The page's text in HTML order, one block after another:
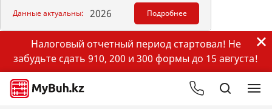
Данные актуальны: 2026 Подробнее
Налоговый отчетный период стартовал! Не
забудьте сдать 910, 200 и 300 формы до 15 августа!